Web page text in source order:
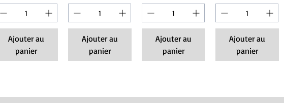
Ajouter au
panier
Ajouter au
panier
Ajouter au
panier
Ajouter au
panier